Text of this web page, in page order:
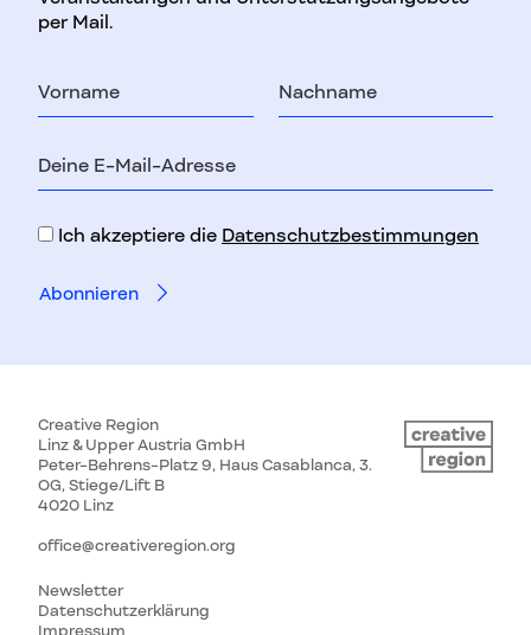
per Mail.
Nachname
Mail-
Ich akzeptiere die Datenschutzbestimmungen
Creative Region
Linz & Upper Austria GmbH
Peter-Behrens-Platz 9, Haus Casablanca, 3.
OG, Stiege/Lift B
4020 Linz
office@creativeregion.org
Newsletter
Datenschutzerklärung
Impressum